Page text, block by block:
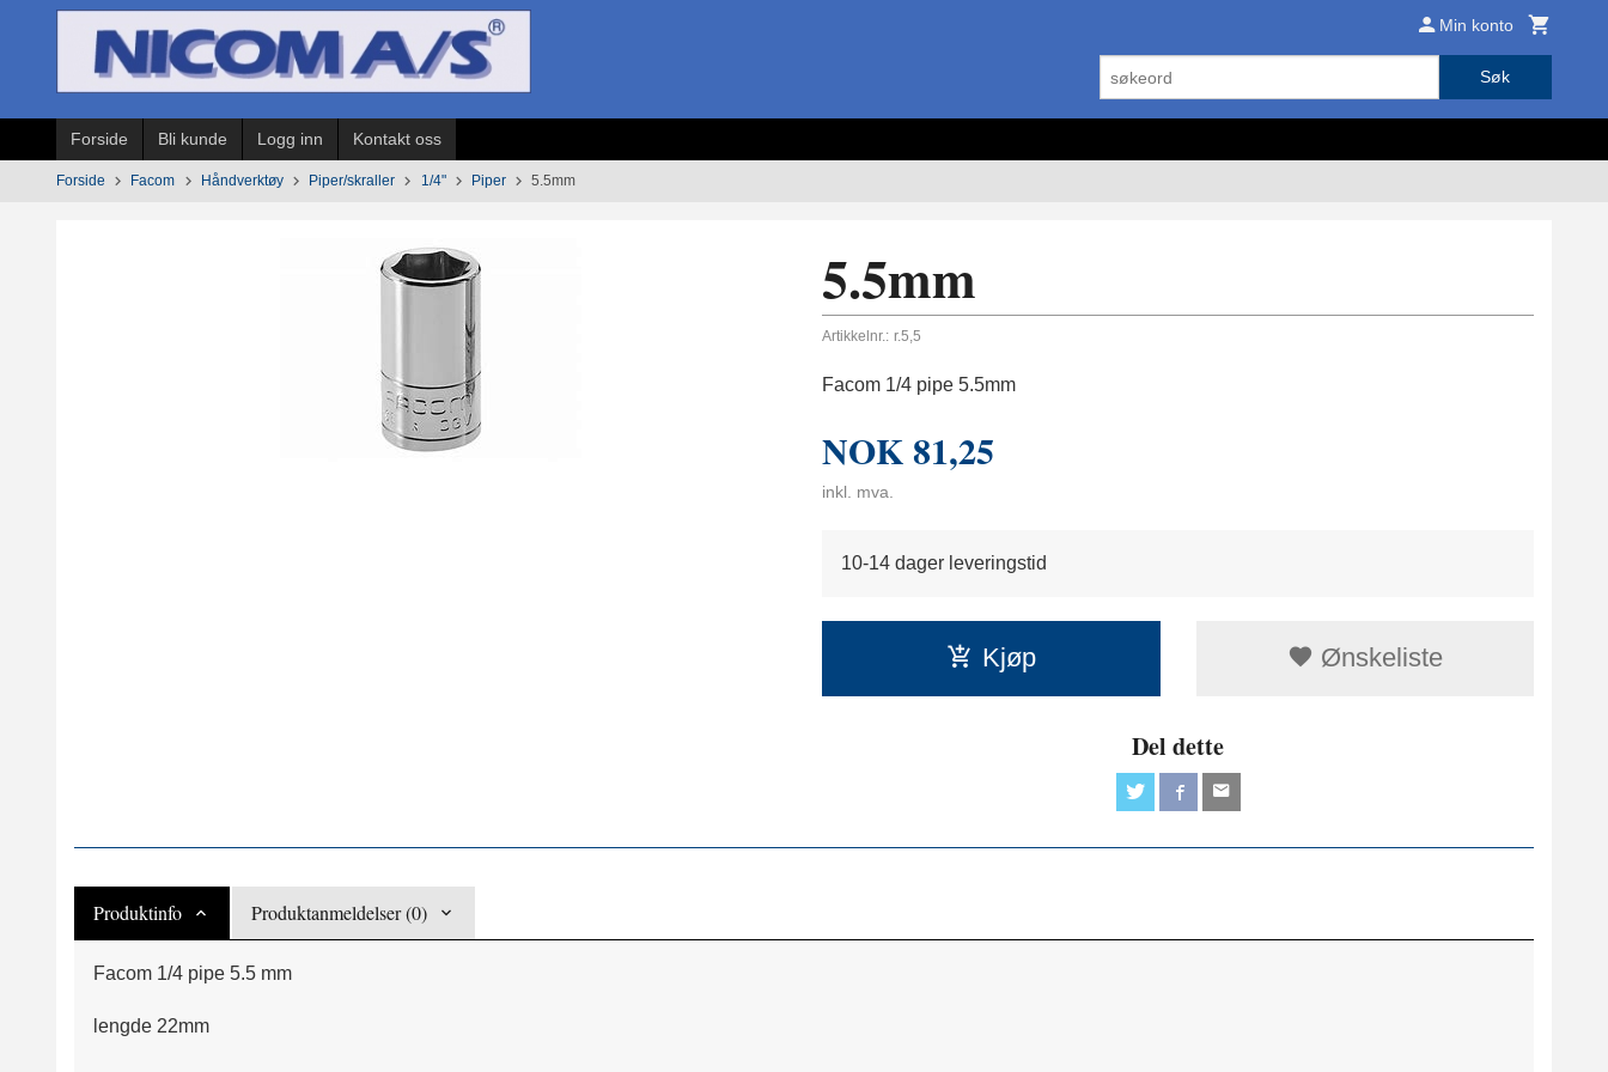
Min konto
Søk
Forside Bli kunde Logg inn Kontakt oss
Forside Facom Håndverktøy Piper/skraller 1/4" Piper 5.5mm
5.5mm
Artikkelnr.: r.5,5
Facom 1/4 pipe 5.5mm
NOK 81,25
inkl. mva.
10-14 dager leveringstid
Kjøp Ønskeliste
Del dette
Produktinfo Produktanmeldelser (0)
Facom 1/4 pipe 5.5 mm
lengde 22mm